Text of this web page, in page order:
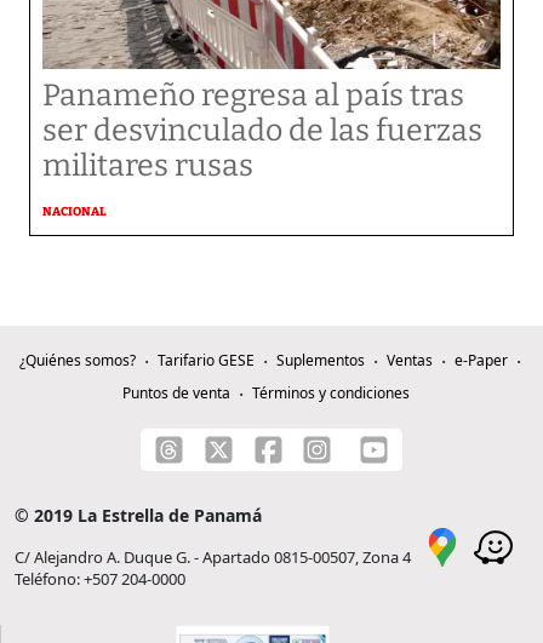
Panameño regresa al país tras
ser desvinculado de las fuerzas
militares rusas
NACIONAL
¿Quiénes somos? Tarifario GESE Suplementos Ventas
e-Paper
Puntos de venta
Términos y condiciones
© 2019 La Estrella de Panamá
C/ Alejandro A. Duque G. - Apartado 0815-00507, Zona 4
Teléfono: +507 204-0000